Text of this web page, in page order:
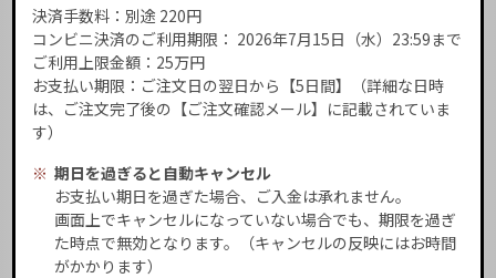
決済手数料：別途 220円
コンビニ決済のご利用期限： 2026年7月15日（水）23:59まで
ご利用上限金額：25万円
お支払い期限：ご注文日の翌日から【5日間】（詳細な日時
は、ご注文完了後の【ご注文確認メール】に記載されていま
す）
※ 期日を過ぎると自動キャンセル
お支払い期日を過ぎた場合、ご入金は承れません。
画面上でキャンセルになっていない場合でも、期限を過ぎ
た時点で無効となります。（キャンセルの反映にはお時間
がかかります）